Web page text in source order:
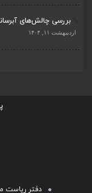
بررسی چالش‌های
اردیبهشت ۱۱, ۱۴۰۴
دفتر ریاست